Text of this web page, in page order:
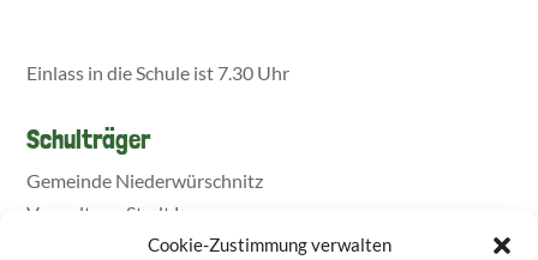
Cookie-Zustimmung verwalten
Einlass in die Schule ist 7.30 Uhr
Schulträger
Gemeinde Niederwürschnitz
Verwaltung Stadt Lugau